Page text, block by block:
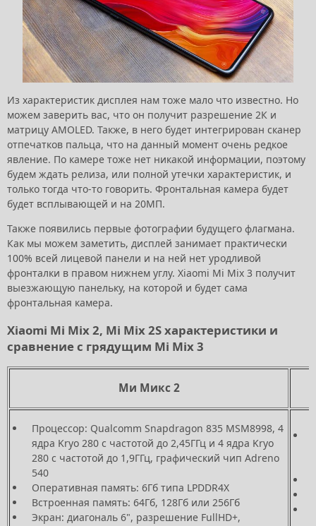
Из характеристик дисплея нам тоже мало что известно. Но
можем заверить вас, что он получит разрешение 2К и
матрицу AMOLED. Также, в него будет интегрирован сканер
отпечатков пальца, что на данный момент очень редкое
явление. По камере тоже нет никакой информации, поэтому
будем ждать релиза, или полной утечки характеристик, и
только тогда что-то говорить. Фронтальная камера будет
будет всплывающей и на 20МП.
Также появились первые фотографии будущего флагмана.
Как мы можем заметить, дисплей занимает практически
100% всей лицевой панели и на ней нет уродливой
фронталки в правом нижнем углу. Xiaomi Mi Mix 3 получит
выезжающую панельку, на которой и будет сама
фронтальная камера.
Xiaomi Mi Mix 2, Mi Mix 2S характеристики и
сравнение с грядущим Mi Mix 3
Ми Микс 2
Процессор: Qualcomm Snapdragon 835 MSM8998, 4
ядра Kryo 280 с частотой до 2,45ГГц и 4 ядра Kryo
280 с частотой до 1,9ГГц, графический чип Adreno
540
Оперативная память: 6Гб типа LPDDR4X
Встроенная память: 64Гб, 128Гб или 256Гб
Экран: диагональ 6", разрешение FullHD+,